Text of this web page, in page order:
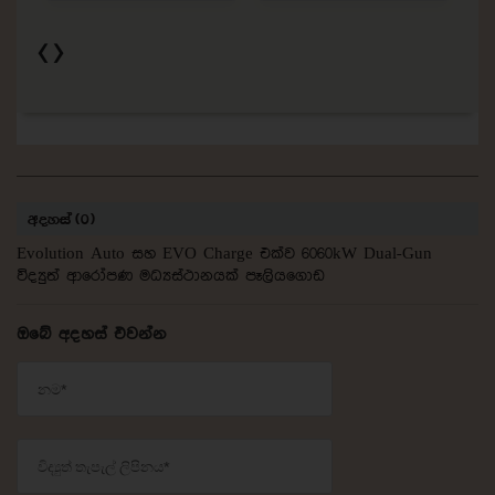
අදහස් (0)
Evolution Auto සහ EVO Charge එක්ව 6060kW Dual-Gun
විද්‍යුත් ආරෝපණ මධ්‍යස්ථානයක් පෑලියගොඩ
ඔබේ අදහස් එවන්න